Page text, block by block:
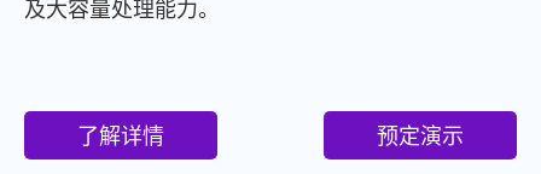
及大容量处理能力。
了解详情 预定演示